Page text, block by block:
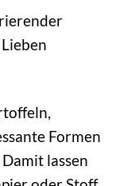
Formen
lassen